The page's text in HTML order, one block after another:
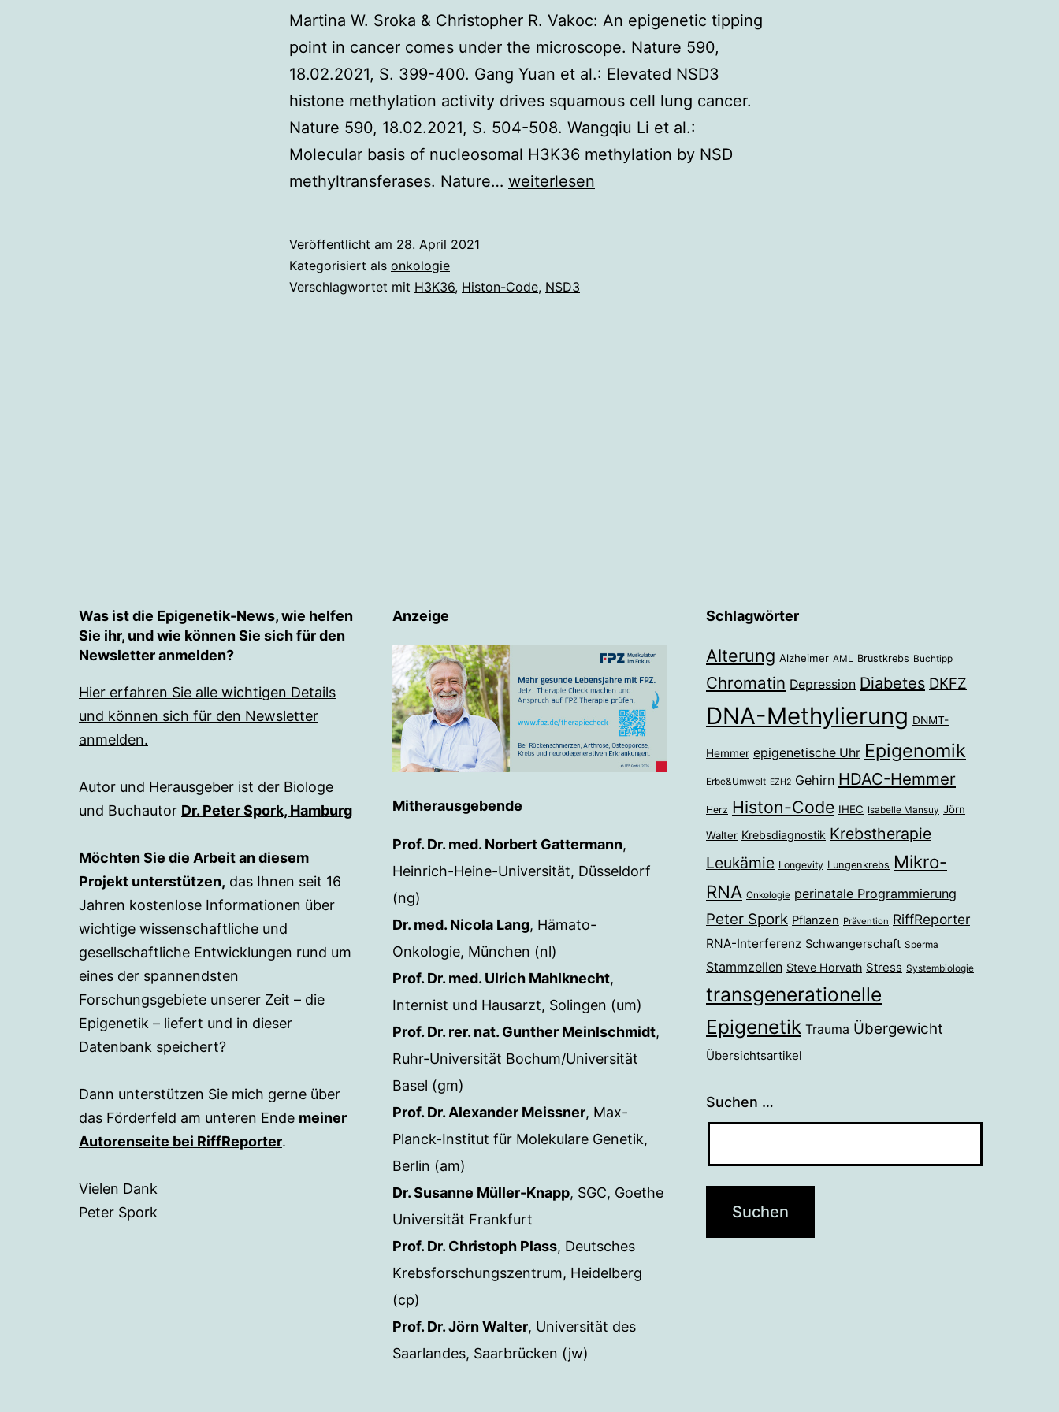
Martina W. Sroka & Christopher R. Vakoc: An epigenetic tipping
point in cancer comes under the microscope. Nature 590,
18.02.2021, S. 399-400. Gang Yuan et al.: Elevated NSD3
histone methylation activity drives squamous cell lung cancer.
Nature 590, 18.02.2021, S. 504-508. Wangqiu Li et al.:
Molecular basis of nucleosomal H3K36 methylation by NSD
methyltransferases. Nature… Epigenetisches
der
weiterlesen
Veröffentlicht am 28. April 2021
Kategorisiert als onkologie
Verschlagwortet mit H3K36, Histon-Code, NSD3
Was ist die Epigenetik-News, wie helfen
Sie ihr, und wie können Sie sich für den
Newsletter anmelden?
Hier erfahren Sie alle wichtigen Details
und können sich für den Newsletter
anmelden.
Autor und Herausgeber ist der Biologe
und Buchautor Dr. Peter Spork, Hamburg
Möchten Sie die Arbeit an diesem
Projekt unterstützen, das Ihnen seit 16
Jahren kostenlose Informationen über
wichtige wissenschaftliche und
gesellschaftliche Entwicklungen rund um
eines der spannendsten
Forschungsgebiete unserer Zeit – die
Epigenetik – liefert und in dieser
Datenbank speichert?
Dann unterstützen Sie mich gerne über
das Förderfeld am unteren Ende meiner
Autorenseite bei RiffReporter.
Vielen Dank
Peter Spork
Anzeige
Mitherausgebende
Prof. Dr. med. Norbert Gattermann,
Heinrich-Heine-Universität, Düsseldorf
(ng)
Dr. med. Nicola Lang, Hämato-
Onkologie, München (nl)
Prof. Dr. med. Ulrich Mahlknecht,
Internist und Hausarzt, Solingen (um)
Prof. Dr. rer. nat. Gunther Meinlschmidt,
Ruhr-Universität Bochum/Universität
Basel (gm)
Prof. Dr. Alexander Meissner, Max-
Planck-Institut für Molekulare Genetik,
Berlin (am)
Dr. Susanne Müller-Knapp, SGC, Goethe
Universität Frankfurt
Prof. Dr. Christoph Plass, Deutsches
Krebsforschungszentrum, Heidelberg
(cp)
Prof. Dr. Jörn Walter, Universität des
Saarlandes, Saarbrücken (jw)
Schlagwörter
Alterung Alzheimer AML Brustkrebs Buchtipp
Chromatin Depression Diabetes DKFZ
DNA-Methylierung DNMT-
Hemmer epigenetische Uhr Epigenomik
Erbe&Umwelt EZH2 Gehirn HDAC-Hemmer
Herz Histon-Code IHEC Isabelle Mansuy Jörn
Walter Krebsdiagnostik Krebstherapie
Leukämie Longevity Lungenkrebs Mikro-
RNA Onkologie perinatale Programmierung
Peter Spork Pflanzen Prävention RiffReporter
RNA-Interferenz Schwangerschaft Sperma
Stammzellen Steve Horvath Stress Systembiologie
transgenerationelle
Epigenetik Trauma Übergewicht
Übersichtsartikel
Suchen …